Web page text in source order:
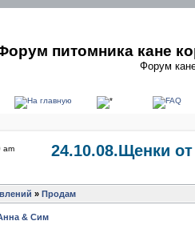
питомника кане
Форум
am 24.10.08.Щенки
» Продам
& Сим